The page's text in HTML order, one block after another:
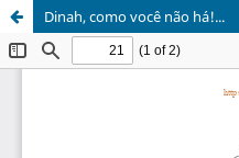
Dinah, como você não há!...